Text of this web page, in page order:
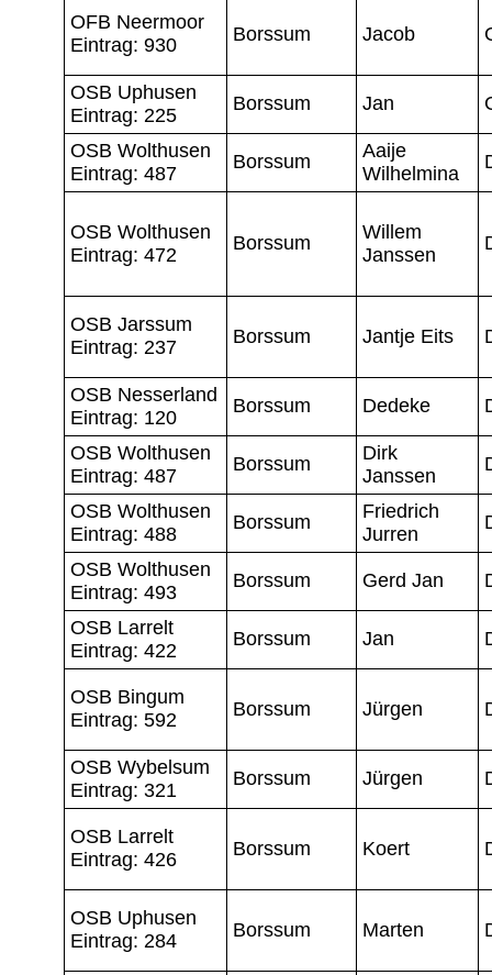
OFB Neermoor
Eintrag: 930
Borssum Jacob
OSB Uphusen
Eintrag: 225
Borssum Jan
OSB Wolthusen
Eintrag: 487
Borssum
Aaije
Wilhelmina
OSB Wolthusen
Eintrag: 472
Borssum
Willem
Janssen
OSB Jarssum
Eintrag: 237
Borssum Jantje Eits
OSB Nesserland
Eintrag: 120
Borssum Dedeke
OSB Wolthusen
Eintrag: 487
Borssum
Dirk
Janssen
OSB Wolthusen
Eintrag: 488
Borssum
Friedrich
Jurren
OSB Wolthusen
Eintrag: 493
Borssum Gerd Jan
OSB Larrelt
Eintrag: 422
Borssum Jan
OSB Bingum
Eintrag: 592
Borssum Jürgen
OSB Wybelsum
Eintrag: 321
Borssum Jürgen
OSB Larrelt
Eintrag: 426
Borssum Koert
OSB Uphusen
Eintrag: 284
Borssum Marten